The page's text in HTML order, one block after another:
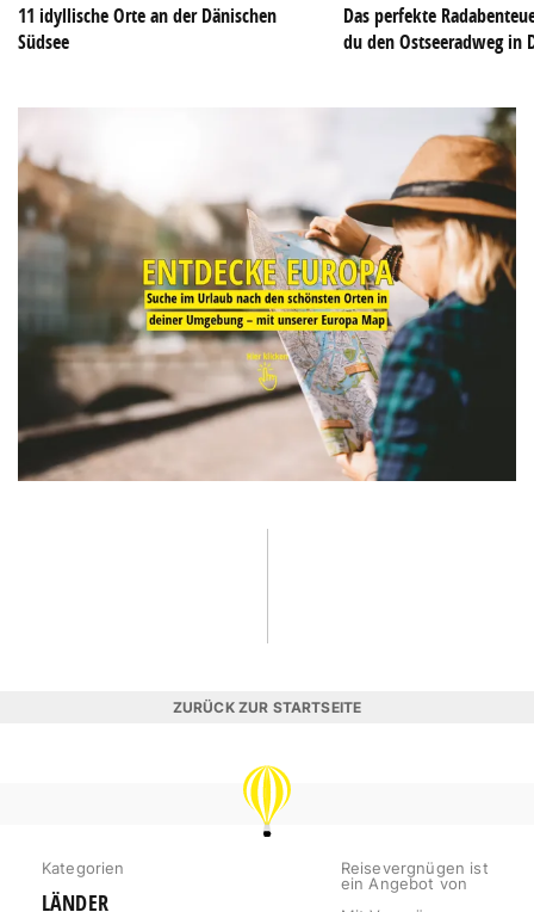
11 idyllische Orte an der Dänischen
Südsee
Das perfekte
du den Ostseeradweg in
ZURÜCK ZUR STARTSEITE
REISEVERGNÜGEN
Kategorien
LÄNDER
Reisevergnügen ist
ein Angebot von